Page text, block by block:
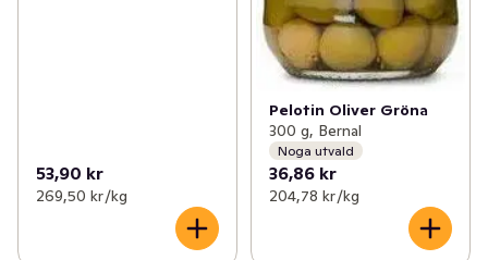
53,90 kr
269,50 kr /kg
Pelotin Oliver Gröna
300 g, Bernal
Noga utvald
36,86 kr
204,78 kr /kg